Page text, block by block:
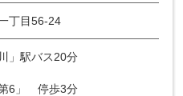
丁目56-24
」駅バス20分
第6」 停歩3分